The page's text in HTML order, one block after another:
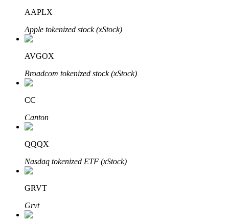
الاستثمار التلقائي
تعرف على كيفية كسب الدخل السلبي
AAPLX
Apple tokenized stock (xStock)
AVGOX
Broadcom tokenized stock (xStock)
CC
Canton
QQQX
Nasdaq tokenized ETF (xStock)
GRVT
Grvt